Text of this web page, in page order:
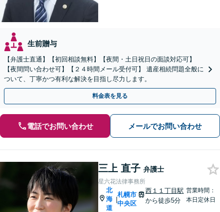
生前贈与
【弁護士直通】【初回相談無料】【夜間・土日祝日の面談対応可】
【夜間問い合わせ可】【２４時間メール受付可】 遺産相続問題全般に
ついて、丁寧かつ有利な解決を目指し尽力します。
料金表を見る
電話でお問い合わせ メールでお問い合わせ
三上 直子 弁護士
星六花法律事務所
北
海
道
|
札幌市
中央区
西１１丁目駅
から徒歩5分
営業時間：
本日定休日